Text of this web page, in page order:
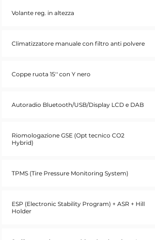
Volante reg. in altezza
Climatizzatore manuale con filtro anti polvere
Coppe ruota 15'' con Y nero
Autoradio Bluetooth/USB/Display LCD e DAB
Riomologazione GSE (Opt tecnico CO2
Hybrid)
TPMS (Tire Pressure Monitoring System)
ESP (Electronic Stability Program) + ASR + Hill
Holder